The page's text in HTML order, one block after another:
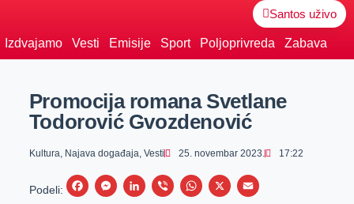
Santos uživo
Izdvajamo Vesti Emisije Sport Poljoprivreda Zabava
Promocija romana Svetlane
Todorović Gvozdenović
Kultura, Najava događaja, Vesti 25. novembar 2023. 17:22
Podeli:
F
M
L
V
W
X
E